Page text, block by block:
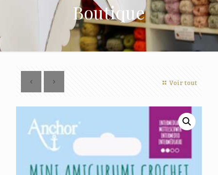
Boutique
Voir tout